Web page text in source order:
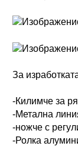
За
-Килимче за
-Метална
-ножче с
-Ролка